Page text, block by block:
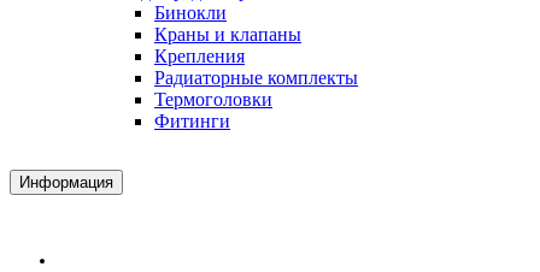
Бинокли
Краны и клапаны
Крепления
Радиаторные комплекты
Термоголовки
Фитинги
Информация